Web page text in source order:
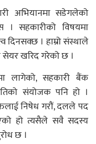
अभियानमा सडेगलेको
। सहकारीको विषयमा
दिनसक्छ । हाम्रो संस्थाले
खरिद गरेको छ ।
लागेको, सहकारी बैंक
संयोजक पनि हो ।
निषेध गरौं, दलले पद
हो त्यसैले सवै सदस्य
छ ।